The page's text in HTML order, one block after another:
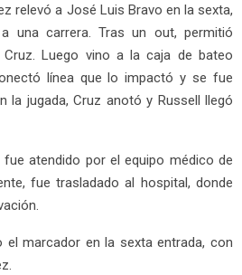
relevó a José Luis Bravo en la sexta,
una carrera. Tras un out, permitió
Luego vino a la caja de bateo
línea que lo impactó y se fue
la jugada, Cruz anotó y Russell llegó
fue atendido por el equipo médico de
fue trasladado al hospital, donde
el marcador en la sexta entrada, con